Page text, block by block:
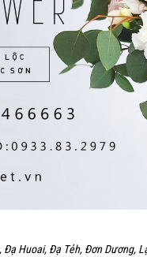
Huoai, Đạ Tẻh, Đơn Dương,